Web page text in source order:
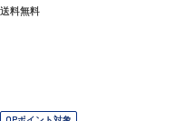
送料無料